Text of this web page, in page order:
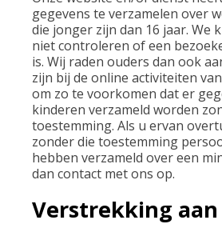
gegevens te verzamelen over
die jonger zijn dan 16 jaar. We
niet controleren of een
is. Wij raden ouders dan ook
zijn bij de online activiteiten
om zo te voorkomen dat er
kinderen verzameld worden
toestemming. Als u ervan
zonder die toestemming
hebben verzameld over een
dan contact met ons op.
Verstrekking